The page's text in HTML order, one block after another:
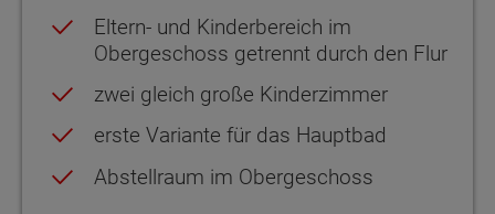
Eltern- und Kinderbereich im
Obergeschoss getrennt durch den Flur
zwei gleich große Kinderzimmer
erste Variante für das Hauptbad
Abstellraum im Obergeschoss